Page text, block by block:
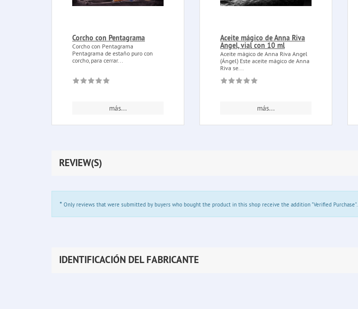
Corcho con Pentagrama
Corcho con Pentagrama
Pentagrama de estaño puro con
corcho, para cerrar...
más...
Aceite mágico de Anna Riva
Angel, vial con 10 ml
Aceite mágico de Anna Riva Angel
(Ángel) Este aceite mágico de Anna
Riva se...
más...
REVIEW(S)
* Only reviews that were submitted by buyers who bought the product in this shop receive the addition "Verified Purchase".
IDENTIFICACIÓN DEL FABRICANTE